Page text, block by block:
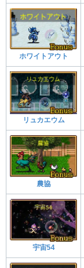
ホワイトアウト
リュカエウム
農協
宇宙54